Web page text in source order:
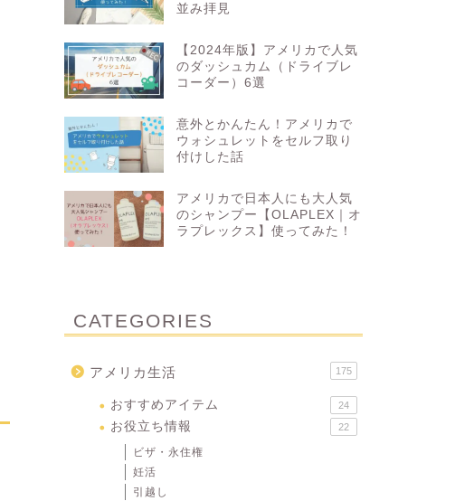
並み拝見
【2024年版】アメリカで人気
のダッシュカム（ドライブレ
コーダー）6選
意外とかんたん！アメリカで
ウォシュレットをセルフ取り
付けした話
アメリカで日本人にも大人気
のシャンプー【OLAPLEX｜オ
ラプレックス】使ってみた！
CATEGORIES
アメリカ生活 175
おすすめアイテム 24
お役立ち情報 22
ビザ・永住権
妊活
引越し